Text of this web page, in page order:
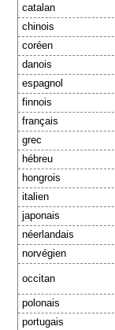
catalan
chinois
coréen
danois
espagnol
finnois
français
grec
hébreu
hongrois
italien
japonais
néerlandais
norvégien
occitan
polonais
portugais